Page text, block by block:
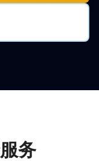
务